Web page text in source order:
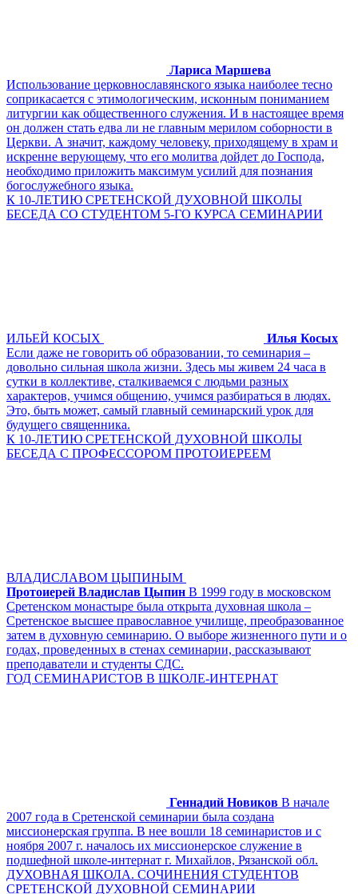
Лариса Маршева
Использование церковнославянского языка наиболее тесно
соприкасается с этимологическим, исконным пониманием
литургии как общественного служения. И в настоящее время
он должен стать едва ли не главным мерилом соборности в
Церкви. А значит, каждому человеку, приходящему в храм и
искренне верующему, что его молитва дойдет до Господа,
необходимо приложить максимум усилий для познания
богослужебного языка.
К 10-ЛЕТИЮ СРЕТЕНСКОЙ ДУХОВНОЙ ШКОЛЫ
БЕСЕДА СО СТУДЕНТОМ 5-ГО КУРСА СЕМИНАРИИ
ИЛЬЕЙ КОСЫХ
Илья Косых
Если даже не говорить об образовании, то семинария –
довольно сильная школа жизни. Здесь мы живем 24 часа в
сутки в коллективе, сталкиваемся с людьми разных
характеров, учимся общению, учимся разбираться в людях.
Это, быть может, самый главный семинарский урок для
будущего священника.
К 10-ЛЕТИЮ СРЕТЕНСКОЙ ДУХОВНОЙ ШКОЛЫ
БЕСЕДА С ПРОФЕССОРОМ ПРОТОИЕРЕЕМ
ВЛАДИСЛАВОМ ЦЫПИНЫМ
Протоиерей Владислав Цыпин В 1999 году в московском
Сретенском монастыре была открыта духовная школа –
Сретенское высшее православное училище, преобразованное
затем в духовную семинарию. О выборе жизненного пути и о
годах, проведенных в стенах семинарии, рассказывают
преподаватели и студенты СДС.
ГОД СЕМИНАРИСТОВ В ШКОЛЕ-ИНТЕРНАТ
Геннадий Новиков В начале
2007 года в Сретенской семинарии была создана
миссионерская группа. В нее вошли 18 семинаристов и с
ноября 2007 г. началось их миссионерское служение в
подшефной школе-интернат г. Михайлов, Рязанской обл.
ДУХОВНАЯ ШКОЛА. СОЧИНЕНИЯ СТУДЕНТОВ
СРЕТЕНСКОЙ ДУХОВНОЙ СЕМИНАРИИ